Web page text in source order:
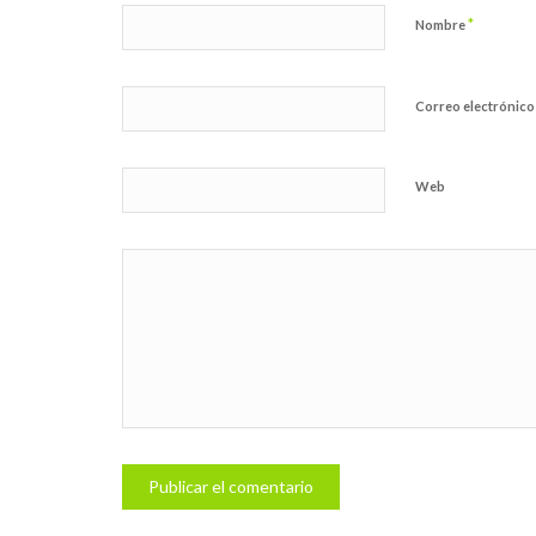
Nombre*
Correo electrónico
Web